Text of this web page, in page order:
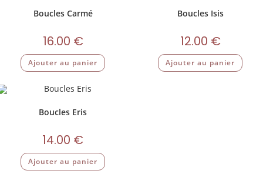
Boucles Carmé
16.00 €
Ajouter au panier
Boucles Isis
12.00 €
Ajouter au panier
Boucles Eris
14.00 €
Ajouter au panier